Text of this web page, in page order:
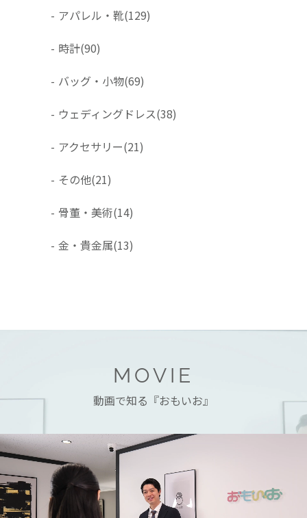
- アパレル・靴(129)
- 時計(90)
- バッグ・小物(69)
- ウェディングドレス(38)
- アクセサリー(21)
- その他(21)
- 骨董・美術(14)
- 金・貴金属(13)
MOVIE
動画で知る『おもいお』